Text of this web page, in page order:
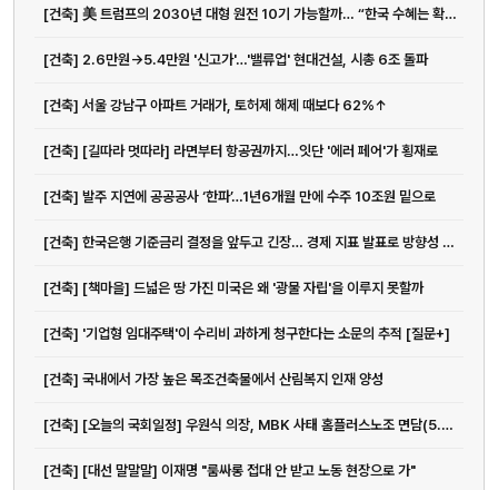
[건축] 美 트럼프의 2030년 대형 원전 10기 가능할까… “한국 수혜는 확실”
[건축] 2.6만원→5.4만원 '신고가'…'밸류업' 현대건설, 시총 6조 돌파
[건축] 서울 강남구 아파트 거래가, 토허제 해제 때보다 62%↑
[건축] [길따라 멋따라] 라면부터 항공권까지…잇단 '에러 페어'가 횡재로
[건축] 발주 지연에 공공공사 ‘한파’…1년6개월 만에 수주 10조원 밑으로
[건축] 한국은행 기준금리 결정을 앞두고 긴장… 경제 지표 발표로 방향성 주목
[건축] [책마을] 드넓은 땅 가진 미국은 왜 '광물 자립'을 이루지 못할까
[건축] '기업형 임대주택'이 수리비 과하게 청구한다는 소문의 추적 [질문+]
[건축] 국내에서 가장 높은 목조건축물에서 산림복지 인재 양성
[건축] [오늘의 국회일정] 우원식 의장, MBK 사태 홈플러스노조 면담(5.22)
[건축] [대선 말말말] 이재명 "룸싸롱 접대 안 받고 노동 현장으로 가"
전화
jmc@chiho.co.kr